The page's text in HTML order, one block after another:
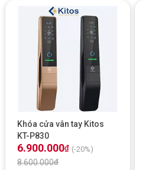
Khóa cửa vân tay Kitos
KT-P830
6.900.000₫ (-20%)
8.600.000₫